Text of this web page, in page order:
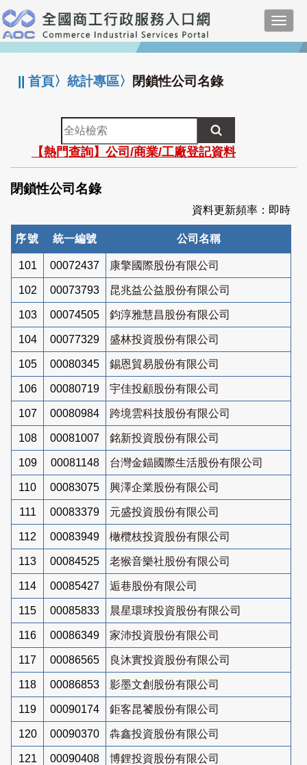
跳
到
主
要
:::
||首頁〉統計專區〉 閉鎖性公司名錄
全
站
檢
索
【熱門查詢】公司/商業/工廠登記資料
閉鎖性公司名錄
資料更新頻率：即時
序號 統一編號 公司名稱
101 00072437 康擎國際股份有限公司
102 00073793 昆兆益公益股份有限公司
103 00074505 鈞淳雅慧昌股份有限公司
104 00077329 盛林投資股份有限公司
105 00080345 錫恩貿易股份有限公司
106 00080719 宇佳投顧股份有限公司
107 00080984 跨境雲科技股份有限公司
108 00081007 銘新投資股份有限公司
109 00081148 台灣金錨國際生活股份有限公司
110 00083075 興澤企業股份有限公司
111 00083379 元盛投資股份有限公司
112 00083949 橄欖枝投資股份有限公司
113 00084525 老猴音樂社股份有限公司
114 00085427 逅巷股份有限公司
115 00085833 晨星環球投資股份有限公司
116 00086349 家沛投資股份有限公司
117 00086565 良沐實投資股份有限公司
118 00086853 影墨文創股份有限公司
119 00090174 鉅客昆饕股份有限公司
120 00090370 犇鑫投資股份有限公司
121 00090408 博鋰投資股份有限公司